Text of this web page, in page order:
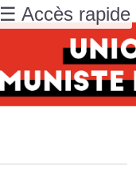
☰ Accès rapide